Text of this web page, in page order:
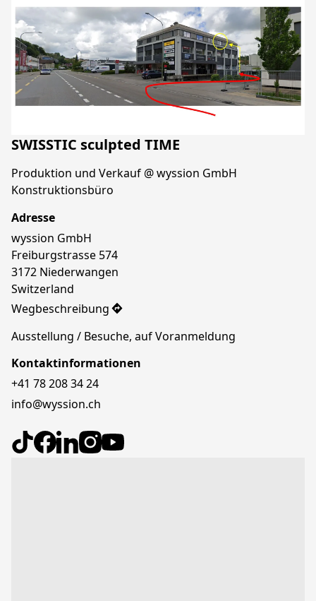
SWISSTIC sculpted TIME
Produktion und Verkauf @ wyssion GmbH
Adresse
wyssion GmbH
Freiburgstrasse 574
3172 Niederwangen
Switzerland
Wegbeschreibung
Ausstellung / Besuche, auf Voranmeldung
Kontaktinformationen
+41 78 208 34 24
info@wyssion.ch